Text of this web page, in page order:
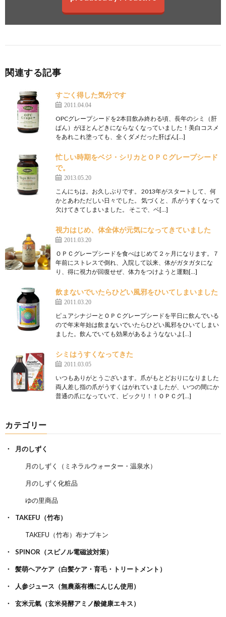
関連する記事
すごく得した気分です
2011.04.04
OPCグレープシードを2本目飲み終わる頃、長年のシミ（肝
ぱん）がほとんどきにならなくなっていました！美白コスメ
をあれこれ塗っても、全くダメだった肝ぱん[…]
忙しい時期をベジ・シリカとＯＰＣグレープシード
で。
2013.05.20
こんにちは。お久しぶりです。 2013年がスタートして、何
かとあわただしい日々でした。 気づくと、爪がうすくなって
欠けてきてしまいました。 そこで、ベ[…]
視力はじめ、体全体が元気になってきていました
2011.03.20
ＯＰＣグレープシードを食べはじめて２ヶ月になります。７
年前にストレスで倒れ、入院して以来、体がガタガタにな
り、得に視力が回復せぜ、体力をつけようと運動[…]
飲まないでいたらひどい風邪をひいてしまいました
2011.03.20
ピュアシナジーとＯＰＣグレープシードを平日に飲んでいる
ので年末年始は飲まないでいたらひどい風邪をひいてしまい
ました。飲んでいても効果があるようなないよ[…]
シミはうすくなってきた
2011.03.05
いつもありがとうございます。爪がもとどおりになりました
両人差し指の爪がうすくはがれていましたが、いつの間にか
普通の爪になっていて、ビックリ！！ＯＰＣグ[…]
カテゴリー
月のしずく
月のしずく（ミネラルウォーター・温泉水）
月のしずく化粧品
ゆの里商品
TAKEFU（竹布）
TAKEFU（竹布）布ナプキン
SPINOR（スピノル電磁波対策）
髪萌ヘアケア（白髪ケア・育毛・トリートメント）
人参ジュース（無農薬有機にんじん使用）
玄米元氣（玄米発酵アミノ酸健康エキス）